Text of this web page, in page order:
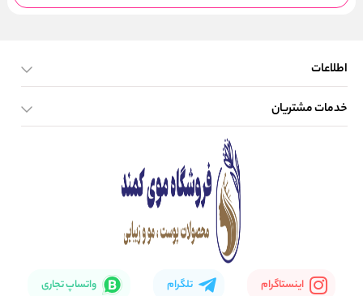
اطلاعات
صفحه اصلی
خدمات مشتریان
اینستاگرام تلگرام واتساپ تجاری